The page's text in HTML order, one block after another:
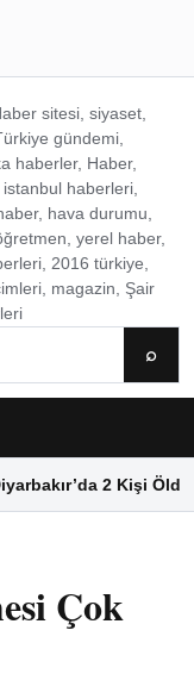
sitesi, siyaset,
gündemi,
haberler, Haber,
haberleri,
hava durumu,
yerel haber,
2016 türkiye,
magazin, Şair
⌕
2 Kişi Öldü
Çok